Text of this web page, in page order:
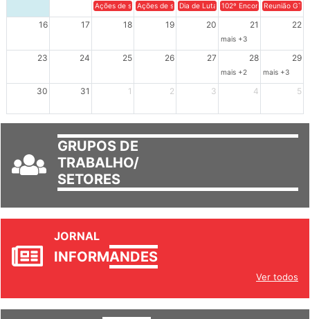
Ações de solidariedade a Cuba no Rio Grande do Sul - 100
Ações de solidariedade a Cuba no Rio Grande do
Dia de Luta em Defesa de Cuba e da
102º Encontro da
Reunião
16 17 18 19 20 21 22
mais +3
23 24 25 26 27 28 29
mais +2 mais +3
30 31 1 2 3 4 5
GRUPOS DE
TRABALHO/
SETORES
JORNAL
INFORMANDES
Ver todos